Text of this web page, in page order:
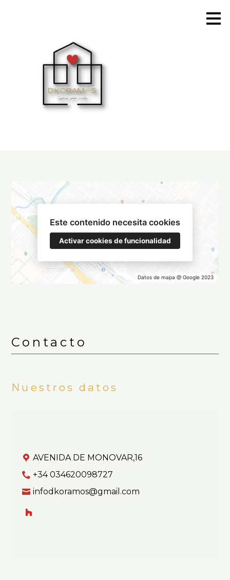
Datos de mapa @ Google 2023
Este contenido necesita cookies
Activar cookies de funcionalidad
Contacto
Nuestros datos
AVENIDA DE MONOVAR,16
+34 034620098727
infodkoramos@gmail.com